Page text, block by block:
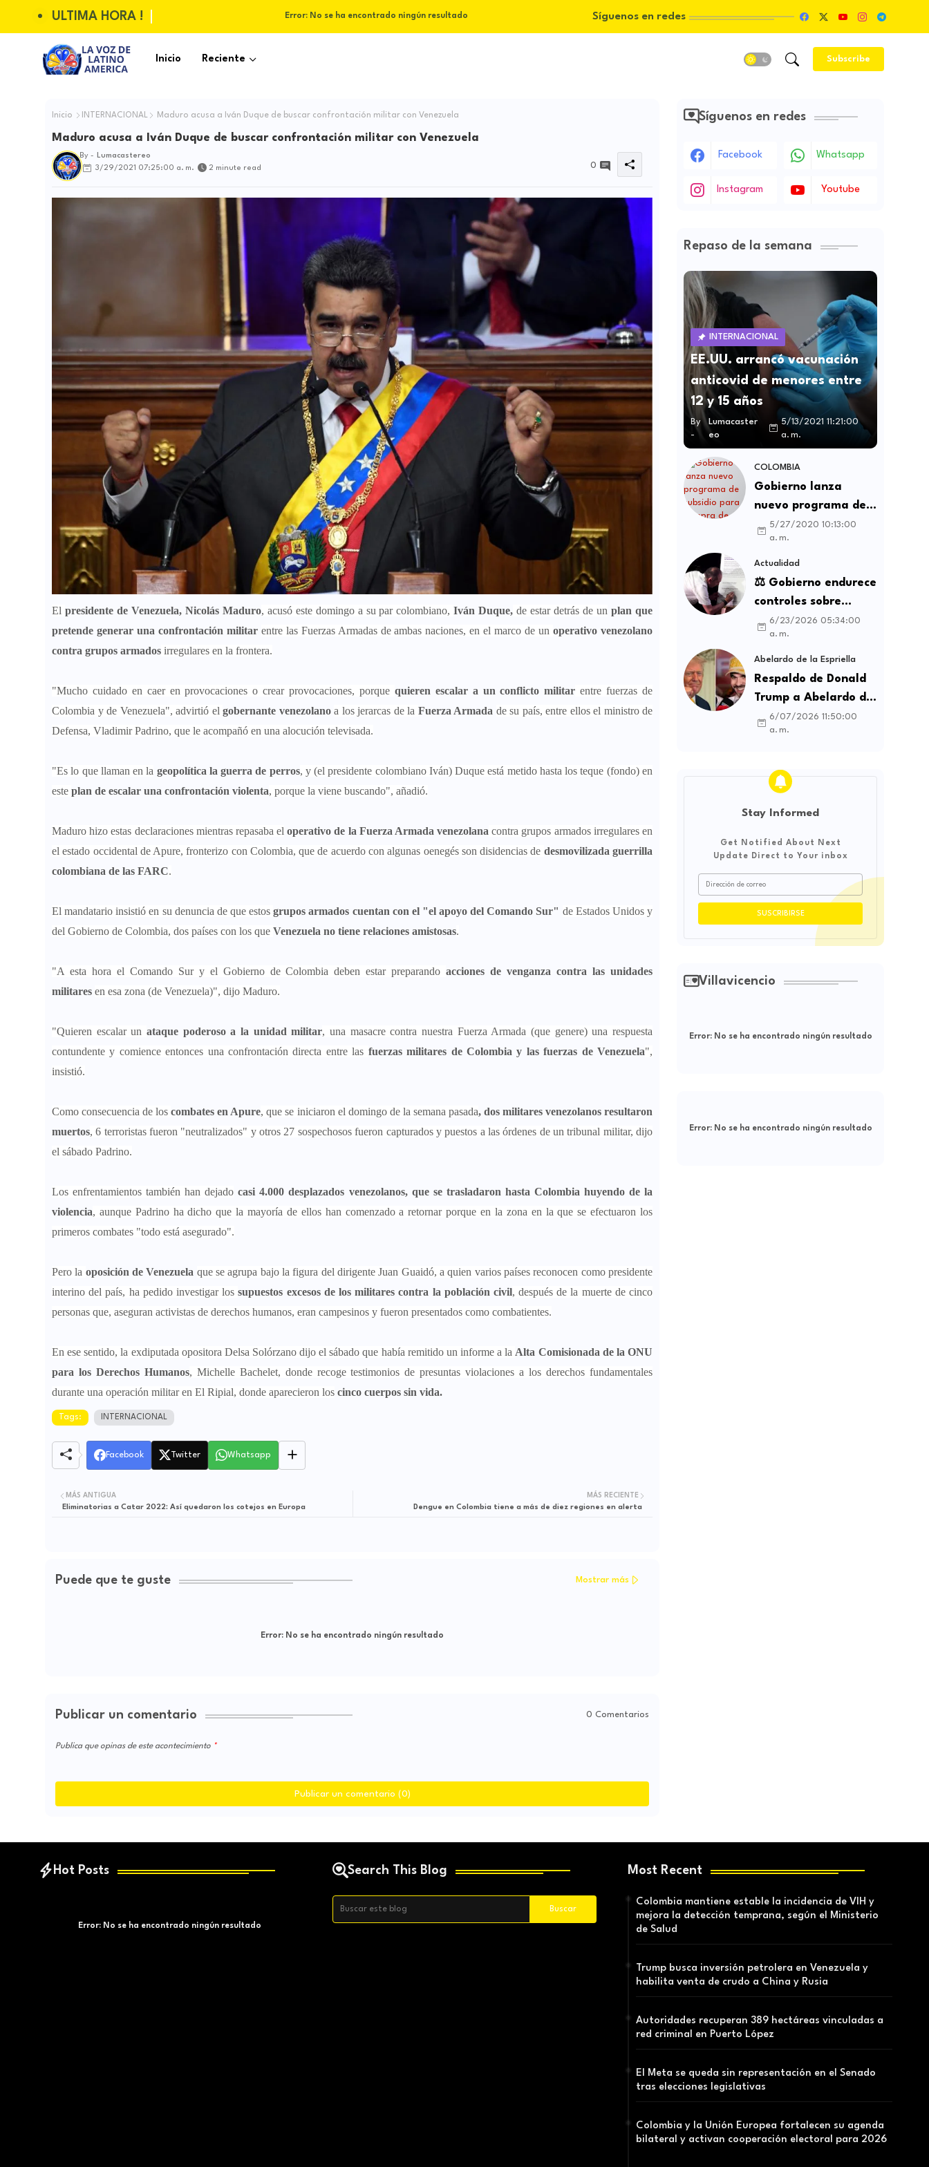
ULTIMA HORA ! Error: No se ha encontrado ningún resultado Síguenos en redes
Inicio Reciente Subscribe
Inicio INTERNACIONAL Maduro acusa a Iván Duque de buscar confrontación militar con Venezuela
Maduro acusa a Iván Duque de buscar confrontación militar con Venezuela
By -
Lumacastereo
3/29/2021 07:25:00 a. m.
2 minute read 0
El presidente de Venezuela, Nicolás Maduro, acusó este domingo a su par colombiano, Iván Duque, de estar detrás de un plan que
pretende generar una confrontación militar entre las Fuerzas Armadas de ambas naciones, en el marco de un operativo venezolano
contra grupos armados irregulares en la frontera.
"Mucho cuidado en caer en provocaciones o crear provocaciones, porque quieren escalar a un conflicto militar entre fuerzas de
Colombia y de Venezuela", advirtió el gobernante venezolano a los jerarcas de la Fuerza Armada de su país, entre ellos el ministro de
Defensa, Vladimir Padrino, que le acompañó en una alocución televisada.
"Es lo que llaman en la geopolítica la guerra de perros, y (el presidente colombiano Iván) Duque está metido hasta los teque (fondo) en
este plan de escalar una confrontación violenta, porque la viene buscando", añadió.
Maduro hizo estas declaraciones mientras repasaba el operativo de la Fuerza Armada venezolana contra grupos armados irregulares en
el estado occidental de Apure, fronterizo con Colombia, que de acuerdo con algunas oenegés son disidencias de desmovilizada guerrilla
colombiana de las FARC.
El mandatario insistió en su denuncia de que estos grupos armados cuentan con el "el apoyo del Comando Sur" de Estados Unidos y
del Gobierno de Colombia, dos países con los que Venezuela no tiene relaciones amistosas.
"A esta hora el Comando Sur y el Gobierno de Colombia deben estar preparando acciones de venganza contra las unidades
militares en esa zona (de Venezuela)", dijo Maduro.
"Quieren escalar un ataque poderoso a la unidad militar, una masacre contra nuestra Fuerza Armada (que genere) una respuesta
contundente y comience entonces una confrontación directa entre las fuerzas militares de Colombia y las fuerzas de Venezuela",
insistió.
Como consecuencia de los combates en Apure, que se iniciaron el domingo de la semana pasada, dos militares venezolanos resultaron
muertos, 6 terroristas fueron "neutralizados" y otros 27 sospechosos fueron capturados y puestos a las órdenes de un tribunal militar, dijo
el sábado Padrino.
Los enfrentamientos también han dejado casi 4.000 desplazados venezolanos, que se trasladaron hasta Colombia huyendo de la
violencia, aunque Padrino ha dicho que la mayoría de ellos han comenzado a retornar porque en la zona en la que se efectuaron los
primeros combates "todo está asegurado".
Pero la oposición de Venezuela que se agrupa bajo la figura del dirigente Juan Guaidó, a quien varios países reconocen como presidente
interino del país, ha pedido investigar los supuestos excesos de los militares contra la población civil, después de la muerte de cinco
personas que, aseguran activistas de derechos humanos, eran campesinos y fueron presentados como combatientes.
En ese sentido, la exdiputada opositora Delsa Solórzano dijo el sábado que había remitido un informe a la Alta Comisionada de la ONU
para los Derechos Humanos, Michelle Bachelet, donde recoge testimonios de presuntas violaciones a los derechos fundamentales
durante una operación militar en El Ripial, donde aparecieron los cinco cuerpos sin vida.
Tags: INTERNACIONAL
Facebook Twitter Whatsapp
MÁS RECIENTE
Dengue en Colombia tiene a más de diez regiones en alerta
MÁS ANTIGUA
Eliminatorias a Catar 2022: Así quedaron los cotejos en Europa
Puede que te guste Mostrar más
Error: No se ha encontrado ningún resultado
Publicar un comentario 0 Comentarios
Publica que opinas de este acontecimiento
Publicar un comentario (0)
Síguenos en redes
Facebook Whatsapp
Instagram Youtube
Repaso de la semana
INTERNACIONAL
EE.UU. arrancó vacunación
anticovid de menores entre
12 y 15 años
By
-
Lumacaster
eo
5/13/2021 11:21:00
a. m.
COLOMBIA
Gobierno lanza
nuevo programa de
subsidio para compra
de vivienda VIS y no
VIS
5/27/2020 10:13:00
a. m.
Actualidad
⚖️ Gobierno endurece
controles sobre
contratos sindicales
y busca frenar la
intermediación
laboral ilegal
6/23/2026 05:34:00
a. m.
Abelardo de la Espriella
Respaldo de Donald
Trump a Abelardo de
la Espriella genera
debate sobre
influencia
internacional
6/07/2026 11:50:00
a. m.
Stay Informed
Get Notified About Next
Update Direct to Your inbox
Villavicencio
Error:No se ha encontrado ningún resultado
Error:No se ha encontrado ningún resultado
Hot Posts
Error: No se ha encontrado ningún resultado
Search This Blog Most Recent
Colombia mantiene estable la incidencia de VIH y
mejora la detección temprana, según el Ministerio
de Salud
Trump busca inversión petrolera en Venezuela y
habilita venta de crudo a China y Rusia
Autoridades recuperan 389 hectáreas vinculadas a
red criminal en Puerto López
El Meta se queda sin representación en el Senado
tras elecciones legislativas
Colombia y la Unión Europea fortalecen su agenda
bilateral y activan cooperación electoral para 2026